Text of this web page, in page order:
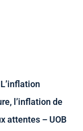
l’inflation de
attentes – UOB